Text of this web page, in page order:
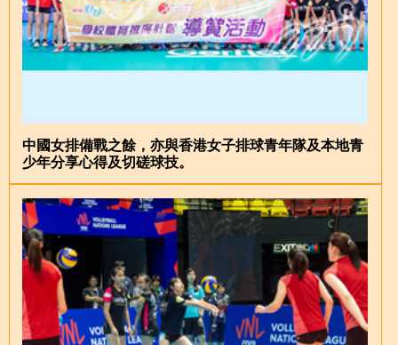
中國女排備戰之餘，亦與香港女子排球青年隊及本地青
少年分享心得及切磋球技。